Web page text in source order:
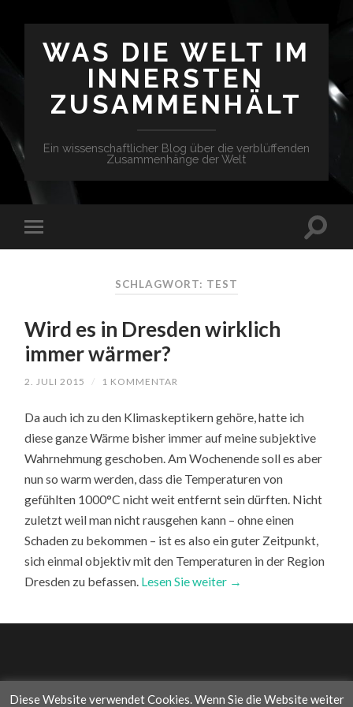
WAS DIE WELT IM
INNERSTEN
ZUSAMMENHÄLT
Ein wissenschaftlicher Blog über die verblüffenden
Zusammenhänge der Welt
SCHLAGWORT: TEST
Wird es in Dresden wirklich
immer wärmer?
2. JULI 2015 / 1 KOMMENTAR
Da auch ich zu den Klimaskeptikern gehöre, hatte ich
diese ganze Wärme bisher immer auf meine subjektive
Wahrnehmung geschoben. Am Wochenende soll es aber
nun so warm werden, dass die Temperaturen von
gefühlten 1000°C nicht weit entfernt sein dürften. Nicht
zuletzt weil man nicht rausgehen kann – ohne einen
Schaden zu bekommen – ist es also ein guter Zeitpunkt,
sich einmal objektiv mit den Temperaturen in der Region
Dresden zu befassen. Lesen Sie weiter →
Diese Website verwendet Cookies. Wenn Sie die Website weiter